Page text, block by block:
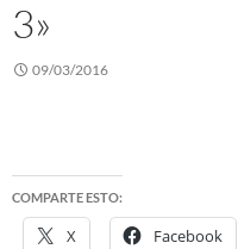
3»
09/03/2016
COMPARTE ESTO:
X Facebook